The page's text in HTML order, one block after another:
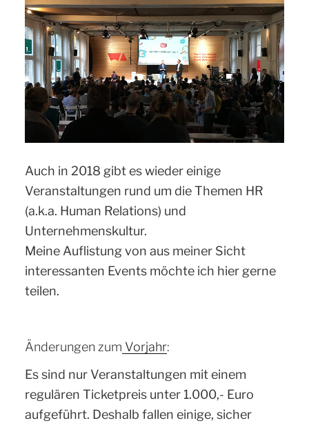
Auch in 2018 gibt es wieder einige
Veranstaltungen rund um die Themen HR
(a.k.a. Human Relations) und
Unternehmenskultur.
Meine Auflistung von aus meiner Sicht
interessanten Events möchte ich hier gerne
teilen.
Änderungen zum Vorjahr:
Es sind nur Veranstaltungen mit einem
regulären Ticketpreis unter 1.000,- Euro
aufgeführt. Deshalb fallen einige, sicher